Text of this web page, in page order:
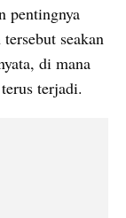
pentingnya
seakan
di mana
terjadi.